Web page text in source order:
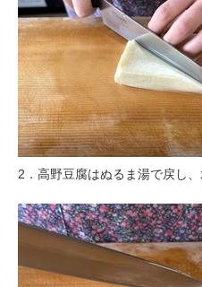
2．高野豆腐はぬるま湯で戻し、